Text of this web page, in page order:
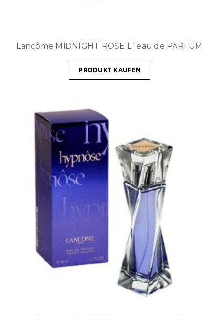
Lancôme MIDNIGHT ROSE L`eau de PARFUM
PRODUKT KAUFEN